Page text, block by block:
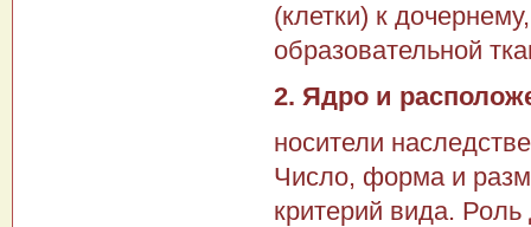
(клетки) к
образовательной
2. Ядро и
носи­тели
Число, форма и
критерий вида. Роль